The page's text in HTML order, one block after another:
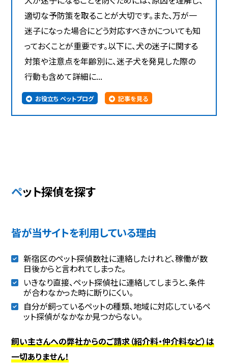
適切な予防策を取ることが大切です。また、万が一
迷子になった場合にどう対応すべきかについても知
っておくことが重要です。以下に、犬の迷子に関する
対策や注意点を年齢別に、迷子犬を発見した際の
行動も含めて詳細に...
お役立ち ペットブログ 記事を見る
ペット探偵を探す
皆が当サイトを利用している理由
新宿区のペット探偵数社に連絡したけれど、稼働が数
日後からと言われてしまった。
いきなり直接、ペット探偵社に連絡してしまうと、条件
が合わなかった時に断りにくい。
自分が飼っているペットの種類、地域に対応しているペ
ット探偵がなかなか見つからない。
飼い主さんへの弊社からのご請求（紹介料・仲介料など）は
一切ありません！